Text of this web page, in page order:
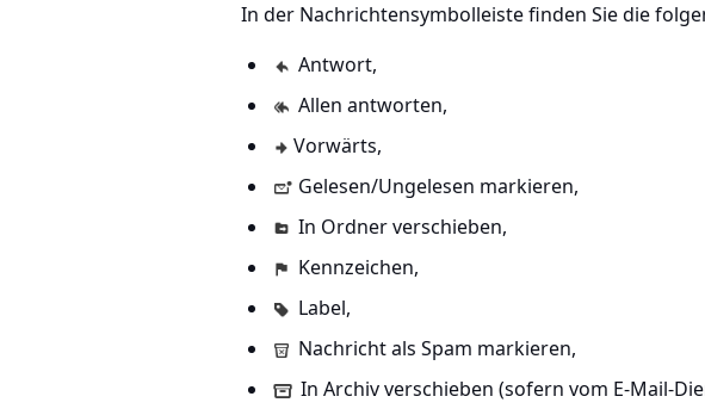
In der Nachrichtensymbolleiste finden Sie die
Antwort,
Allen antworten,
Vorwärts,
Gelesen/Ungelesen markieren,
In Ordner verschieben,
Kennzeichen,
Label,
Nachricht als Spam markieren,
In Archiv verschieben (sofern vom E-Mail-